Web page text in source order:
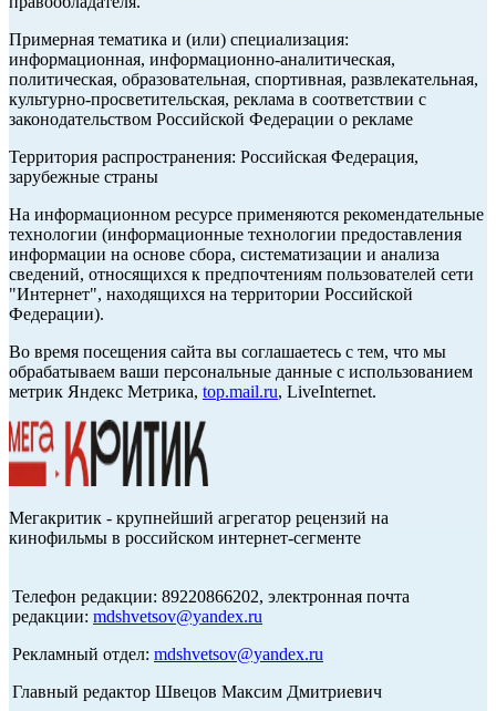
Примерная тематика и (или) специализация:
информационная, информационно-аналитическая,
политическая, образовательная, спортивная, развлекательная,
культурно-просветительская, реклама в соответствии с
законодательством Российской Федерации о рекламе
Территория распространения: Российская Федерация,
зарубежные страны
На информационном ресурсе применяются рекомендательные
технологии (информационные технологии предоставления
информации на основе сбора, систематизации и анализа
сведений, относящихся к предпочтениям пользователей сети
"Интернет", находящихся на территории Российской
Федерации).
Во время посещения сайта вы соглашаетесь с тем, что мы
обрабатываем ваши персональные данные с использованием
метрик Яндекс Метрика, top.mail.ru, LiveInternet.
Мегакритик - крупнейший агрегатор рецензий на
кинофильмы в российском интернет-сегменте
Телефон редакции: 89220866202, электронная почта
редакции: mdshvetsov@yandex.ru
Рекламный отдел: mdshvetsov@yandex.ru
Главный редактор Швецов Максим Дмитриевич